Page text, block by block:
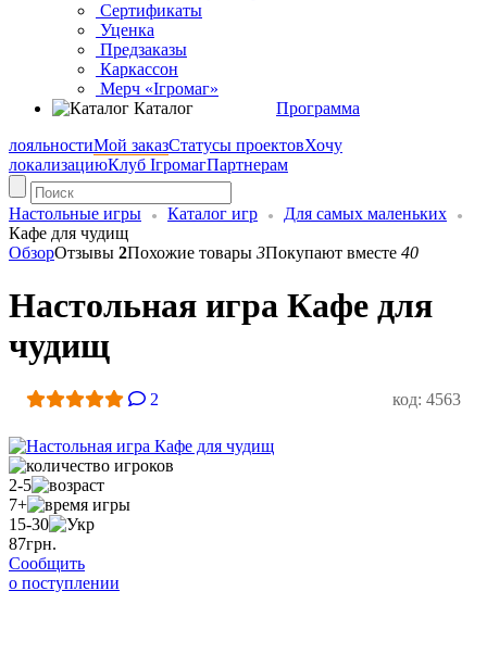
Сертификаты
Уценка
Предзаказы
Каркассон
Мерч «Ігромаг»
Каталог
Программа
лояльностиМой заказСтатусы проектовХочу
локализациюКлуб ІгромагПартнерам
Настольные игры Каталог игр
Для самых маленьких
Кафе для чудищ
ОбзорОтзывы 2Похожие товары 3Покупают вместе 40
Настольная игра Кафе для
чудищ
2 код: 4563
2-5
7+
15-30
87грн.
Сообщить
о поступлении